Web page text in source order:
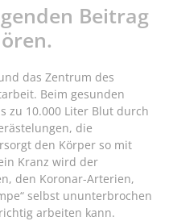
Beitrag
das Zentrum des
Beim gesunden
zu 10.000 Liter Blut durch
die
den Körper so mit
Kranz wird der
den Koronar-Arterien,
selbst ununterbrochen
arbeiten kann.